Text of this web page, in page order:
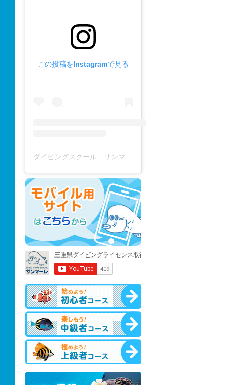
この投稿をInstagramで見る
ダイビングスクール サンマーレ / diving school(@diving_school_sanmare)がシェアした投稿